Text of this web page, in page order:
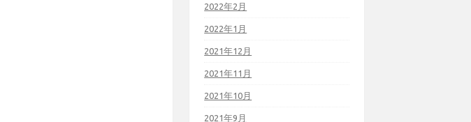
2022年2月
2022年1月
2021年12月
2021年11月
2021年10月
2021年9月